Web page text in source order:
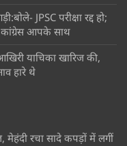
JPSC परीक्षा रद्द हो;
कांग्रेस आपके साथ
याचिका खारिज की,
हारे थे
मेहंदी रचा सादे कपड़ों में लगीं